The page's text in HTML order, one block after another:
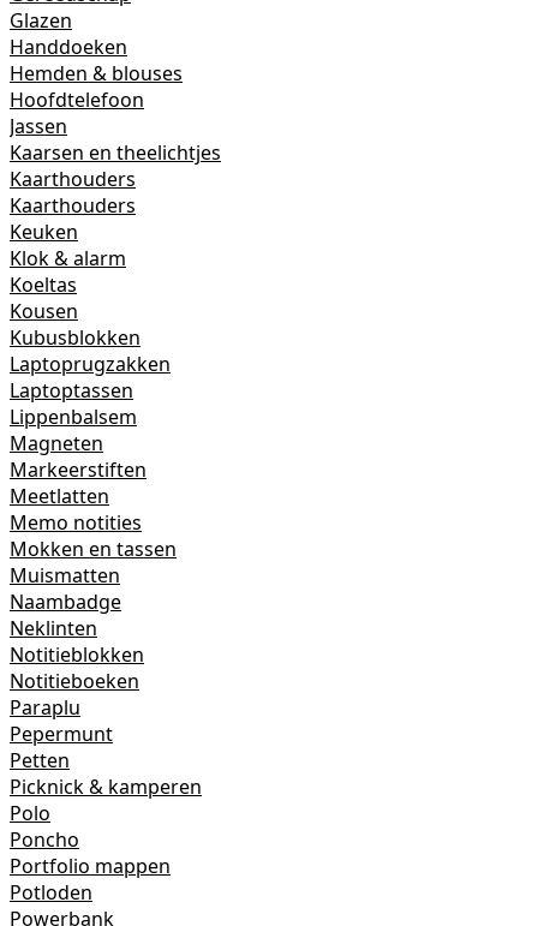
Glazen
Handdoeken
Hemden & blouses
Hoofdtelefoon
Jassen
Kaarsen en theelichtjes
Kaarthouders
Kaarthouders
Keuken
Klok & alarm
Koeltas
Kousen
Kubusblokken
Laptoprugzakken
Laptoptassen
Lippenbalsem
Magneten
Markeerstiften
Meetlatten
Memo notities
Mokken en tassen
Muismatten
Naambadge
Neklinten
Notitieblokken
Notitieboeken
Paraplu
Pepermunt
Petten
Picknick & kamperen
Polo
Poncho
Portfolio mappen
Potloden
Powerbank